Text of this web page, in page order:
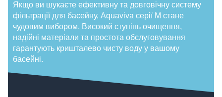
Якщо ви шукаєте ефективну та довговічну систему
фільтрації для басейну, Aquaviva серії M стане
чудовим вибором. Високий ступінь очищення,
надійні матеріали та простота обслуговування
гарантують кришталево чисту воду у вашому
басейні.